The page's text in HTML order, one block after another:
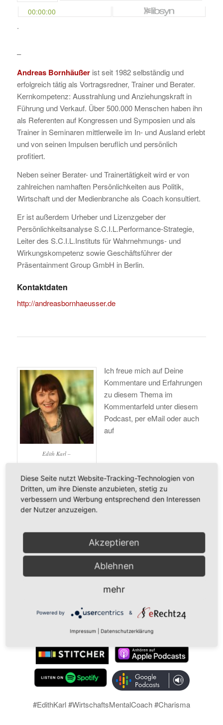
.
–
Andreas Bornhäußerist seit 1982 selbständig und
erfolgreich tätig als Vortragsredner, Trainer und Berater.
Kernkompetenz: Ausstrahlung und Anziehungskraft in
Führung und Verkauf. Über 500.000 Menschen haben ihn
als Referenten auf Kongressen und Symposien und als
Trainer in Seminaren mittlerweile im In- und Ausland erlebt
und von seinen Impulsen beruflich und persönlich
profitiert.
Neben seiner Berater- und Trainertätigkeit wird er von
zahlreichen namhaften Persönlichkeiten aus Politik,
Wirtschaft und der Medienbranche als Coach konsultiert.
Er ist außerdem Urheber und Lizenzgeber der
Persönlichkeitsanalyse S.C.I.L.Performance-Strategie,
Leiter des S.C.I.L.Instituts für Wahrnehmungs- und
Wirkungskompetenz sowie Geschäftsführer der
Präsentainment Group GmbH in Berlin.
Kontaktdaten
http://andreasbornhaeusser.de
Edith Karl –
Ich freue mich auf Deine
Kommentare und Erfahrungen
zu diesem Thema im
Kommentarfeld unter diesem
Podcast, per eMail oder auch
auf
www.facebook.com/erfolgsorientiert
Herzlich grüßt Dich Deine
Edith
Abonniere den Podcastkanal dann bist Du immer
Menschen in über 100 Ländern hören
bereits diesen Erfolgswissen-Podcast
#EdithKarl #WirtschaftsMentalCoach #Charisma
Diese Seite nutzt Website-Tracking-Technologien von
Dritten, um ihre Dienste anzubieten, stetig zu
verbessern und Werbung entsprechend den Interessen
der Nutzer anzuzeigen.
Akzeptieren
Ablehnen
mehr
Powered by &
Impressum Datenschutzerklärung